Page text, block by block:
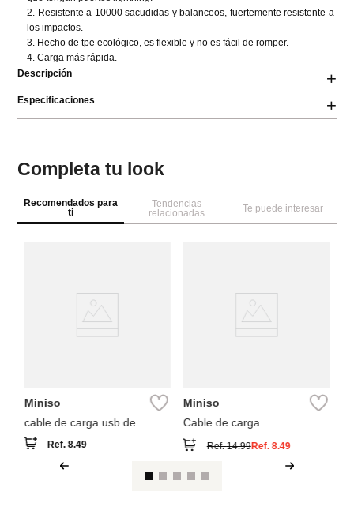
2. Resistente a 10000 sacudidas y balanceos, fuertemente resistente a
los impactos.
3. Hecho de tpe ecológico, es flexible y no es fácil de romper.
4. Carga más rápida.
Descripción
+
Especificaciones +
Completa tu look
Recomendados para
ti
Tendencias
relacionadas
Te puede interesar
Miniso
cable de carga usb de
silicona colección cooky bt21
babyRef.8.49
Miniso
Cable de carga
Ref.14.99Ref.8.49